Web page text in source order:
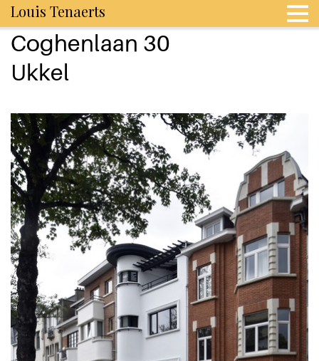
Louis Tenaerts
Coghenlaan 30
Ukkel